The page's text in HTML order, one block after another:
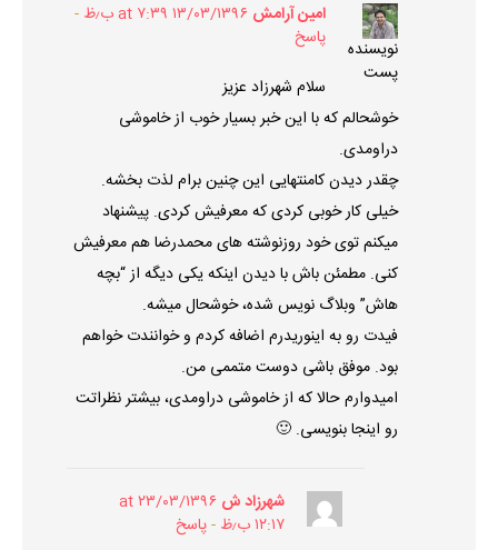
نویسنده
پست
امین آرامش ۱۳/۰۳/۱۳۹۶ at ۷:۳۹ ب٫ظ
پاسخ
سلام شهرزاد عزیز
خوشحالم که با این خبر بسیار خوب از خاموشی
دراومدی.
چقدر دیدن کامنتهایی این چنین برام لذت بخشه.
خیلی کار خوبی کردی که معرفیش کردی. پیشنهاد
میکنم توی خود روزنوشته های محمدرضا هم معرفیش
کنی. مطمئن باش با دیدن اینکه یکی دیگه از “بچه
هاش” وبلاگ نویس شده، خوشحال میشه.
فیدت رو به اینوریدرم اضافه کردم و خوانندت خواهم
بود. موفق باشی دوست متممی من.
امیدوارم حالا که از خاموشی دراومدی، بیشتر نظراتت
رو اینجا بنویسی. 🙂
شهرزاد ش
۲۳/۰۳/۱۳۹۶ at
۱۲:۱۷ ب٫ظ
پاسخ